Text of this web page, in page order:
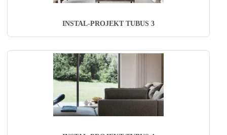
INSTAL-PROJEKT TUBUS 3